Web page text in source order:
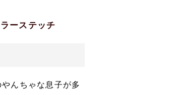
ーステッチ
んちゃな息子が多